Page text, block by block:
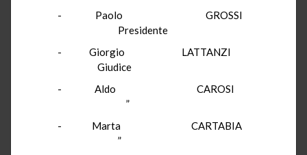
- Paolo GROSSI
Presidente
- Giorgio LATTANZI
Giudice
- Aldo CAROSI
”
- Marta CARTABIA
”